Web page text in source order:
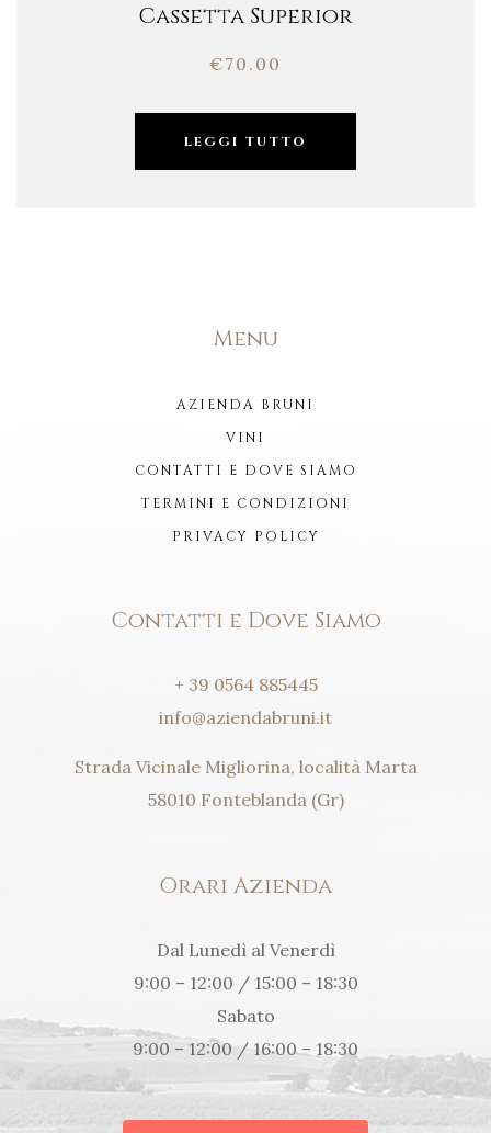
Cassetta Superior
€70.00
LEGGI TUTTO
Menu
AZIENDA BRUNI
VINI
CONTATTI E DOVE SIAMO
TERMINI E CONDIZIONI
PRIVACY POLICY
Contatti e Dove Siamo
+ 39 0564 885445
info@aziendabruni.it
Strada Vicinale Migliorina, località Marta
58010 Fonteblanda (Gr)
Orari Azienda
Dal Lunedì al Venerdì
9:00 – 12:00 / 15:00 – 18:30
Sabato
9:00 – 12:00 / 16:00 – 18:30